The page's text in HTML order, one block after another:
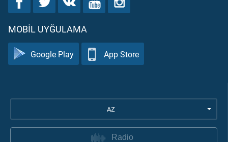
MOBIL UYĞULAMA
Google Play App Store
AZ
Radio